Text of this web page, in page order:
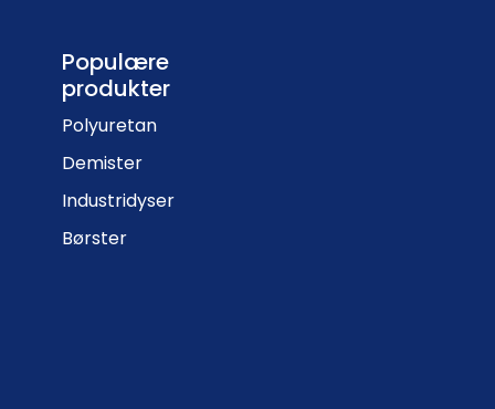
Populære
produkter
Polyuretan
Demister
Industridyser
Børster